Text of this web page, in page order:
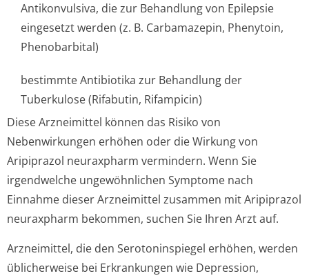
Antikonvulsiva, die zur Behandlung von Epilepsie
eingesetzt werden (z. B. Carbamazepin, Phenytoin,
Phenobarbital)
bestimmte Antibiotika zur Behandlung der
Tuberkulose (Rifabutin, Rifampicin)
Diese Arzneimittel können das Risiko von
Nebenwirkungen erhöhen oder die Wirkung von
Aripiprazol neuraxpharm vermindern. Wenn Sie
irgendwelche ungewöhnlichen Symptome nach
Einnahme dieser Arzneimittel zusammen mit Aripiprazol
neuraxpharm bekommen, suchen Sie Ihren Arzt auf.
Arzneimittel, die den Serotoninspiegel erhöhen, werden
üblicherweise bei Erkrankungen wie Depression,